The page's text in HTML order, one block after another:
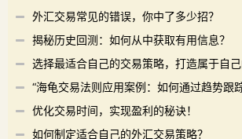
外汇交易常见的错误，你中了多少招？
揭秘历史回测：如何从中获取有用信息？
选择最适合自己的交易策略，打造属于自
“海龟交易法则应用案例：如何通过趋势跟
优化交易时间，实现盈利的秘诀！
如何制定适合自己的外汇交易策略？